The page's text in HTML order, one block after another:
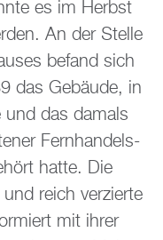
es im Herbst
An der Stel­le
be­fand sich
das Ge­bäu­de, in
das da­mals
Fern­han­dels­
hatte. Die
reich ver­zier­te
mit ihrer